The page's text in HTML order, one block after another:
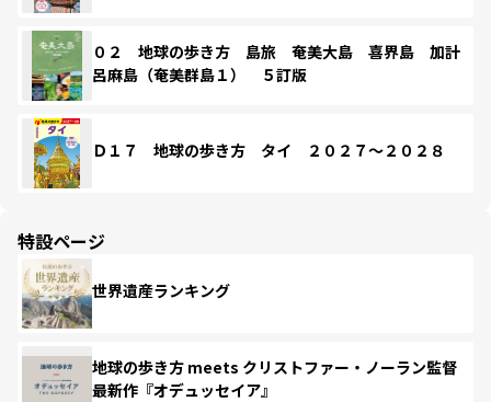
０２ 地球の歩き方 島旅 奄美大島 喜界島 加計
呂麻島（奄美群島１） ５訂版
Ｄ１７ 地球の歩き方 タイ ２０２７～２０２８
特設ページ
世界遺産ランキング
地球の歩き方 meets クリストファー・ノーラン監督
最新作『オデュッセイア』